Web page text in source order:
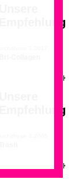
Empfehlung
Empfehlung